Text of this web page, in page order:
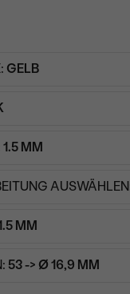
GELB
1.5 MM
MM
53 -> Ø 16,9 MM